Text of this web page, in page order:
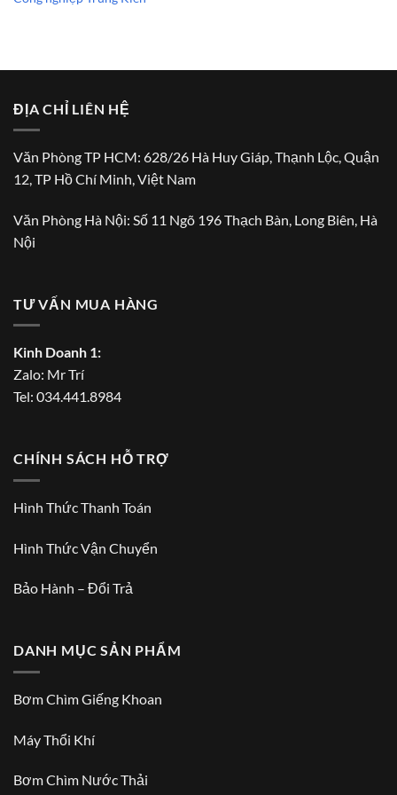
ĐỊA CHỈ LIÊN HỆ
Văn Phòng TP HCM: 628/26 Hà Huy Giáp, Thạnh Lộc, Quận
12, TP Hồ Chí Minh, Việt Nam
Văn Phòng Hà Nội: Số 11 Ngõ 196 Thạch Bàn, Long Biên, Hà
Nội
TƯ VẤN MUA HÀNG
Kinh Doanh 1:
Zalo: Mr Trí
Tel: 034.441.8984
CHÍNH SÁCH HỖ TRỢ
Hình Thức Thanh Toán
Hình Thức Vận Chuyển
Bảo Hành – Đổi Trả
DANH MỤC SẢN PHẨM
Bơm Chìm Giếng Khoan
Máy Thổi Khí
Bơm Chìm Nước Thải